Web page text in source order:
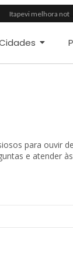
para ouvir
e atender